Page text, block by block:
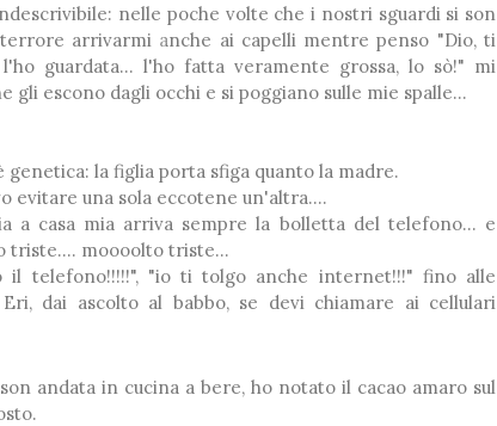
nelle poche volte che i nostri sguardi si son
arrivarmi anche ai capelli mentre penso "Dio, ti
guardata... l'ho fatta veramente grossa, lo sò!" mi
gli escono dagli occhi e si poggiano sulle mie spalle...
genetica: la figlia porta sfiga quanto la madre.
evitare una sola eccotene un'altra....
a casa mia arriva sempre la bolletta del telefono... e
triste.... moooolto triste...
il telefono!!!!!", "io ti tolgo anche internet!!!" fino alle
dai ascolto al babbo, se devi chiamare ai cellulari
andata in cucina a bere, ho notato il cacao amaro sul